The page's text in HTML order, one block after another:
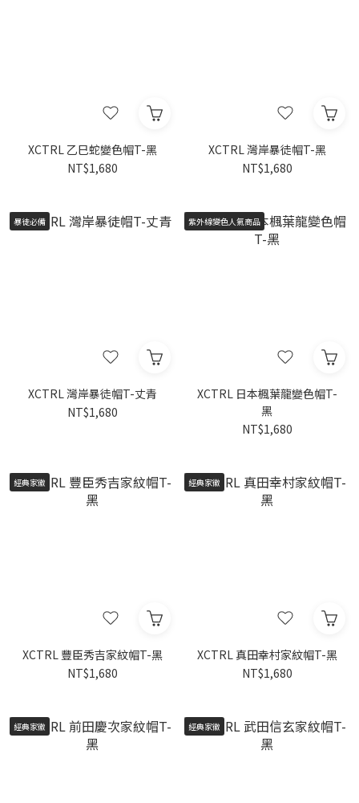
XCTRL 乙巳蛇變色帽T-黑
NT$1,680
XCTRL 灣岸暴徒帽T-黑
NT$1,680
暴徒必備
XCTRL 灣岸暴徒帽T-丈青
NT$1,680
紫外線變色人氣商品
XCTRL 日本楓葉龍變色帽T-
黑
NT$1,680
經典家徽
XCTRL 豐臣秀吉家紋帽T-黑
NT$1,680
經典家徽
XCTRL 真田幸村家紋帽T-黑
NT$1,680
經典家徽 經典家徽